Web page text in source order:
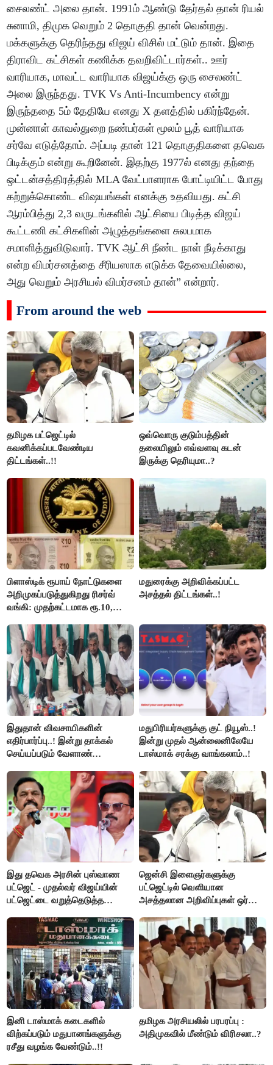
சைலண்ட் அலை தான். 1991ம் ஆண்டு தேர்தல் தான் ரியல்
சுனாமி, திமுக வெறும் 2 தொகுதி தான் வென்றது.
மக்களுக்கு தெரிந்தது விஜய் விசில் மட்டும் தான். இதை
திராவிட கட்சிகள் கணிக்க தவறிவிட்டார்கள்.. ஊர்
வாரியாக, மாவட்ட வாரியாக விஜய்க்கு ஒரு சைலண்ட்
அலை இருந்தது. TVK Vs Anti-Incumbency என்று
இருந்ததை 5ம் தேதியே எனது X தளத்தில் பகிர்ந்தேன்.
முன்னாள் காவல்துறை நண்பர்கள் மூலம் பூத் வாரியாக
சர்வே எடுத்தோம். அப்படி தான் 121 தொகுதிகளை தவெக
பிடிக்கும் என்று கூறினேன். இதற்கு 1977ல் எனது தந்தை
ஒட்டன்சத்திரத்தில் MLA வேட்பாளராக போட்டியிட்ட போது
கற்றுக்கொண்ட விஷயங்கள் எனக்கு உதவியது. கட்சி
ஆரம்பித்து 2,3 வருடங்களில் ஆட்சியை பிடித்த விஜய்
கூட்டணி கட்சிகளின் அழுத்தங்களை சுலபமாக
சமாளித்துவிடுவார். TVK ஆட்சி நீண்ட நாள் நீடிக்காது
என்ற விமர்சனத்தை சீரியஸாக எடுக்க தேவையில்லை,
அது வெறும் அரசியல் விமர்சனம் தான்” என்றார்.
From around the web
தமிழக பட்ஜெட்டில்
கவனிக்கப்படவேண்டிய
திட்டங்கள்..!!
ஒவ்வொரு குடும்பத்தின்
தலையிலும் எவ்வளவு கடன்
இருக்கு தெரியுமா..?
பிளாஸ்டிக் ரூபாய் நோட்டுகளை
அறிமுகப்படுத்துகிறது ரிசர்வ்
வங்கி: முதற்கட்டமாக ரூ.10,
மதுரைக்கு அறிவிக்கப்பட்ட
அசத்தல் திட்டங்கள்..!
இதுதான் விவசாயிகளின்
எதிர்பார்ப்பு..! இன்று தாக்கல்
செய்யப்படும் வேளாண்
கோரிக்கை!
மதுபிரியர்களுக்கு குட் நியூஸ்..!
இன்று முதல் ஆன்லைனிலேயே
டாஸ்மாக் சரக்கு வாங்கலாம்..!
இது தவெக அரசின் புஸ்வாண
பட்ஜெட் - முதல்வர் விஜய்யின்
பட்ஜெட்டை வறுத்தெடுத்த
ஜென்சி இளைஞர்களுக்கு
பட்ஜெட்டில் வெளியான
அசத்தலான அறிவிப்புகள் ஒர்
இனி டாஸ்மாக் கடைகளில்
விற்கப்படும் மதுபானங்களுக்கு
ரசீது வழங்க வேண்டும்..!!
தமிழக அரசியலில் பரபரப்பு :
அதிமுகவில் மீண்டும் விரிசலா..?